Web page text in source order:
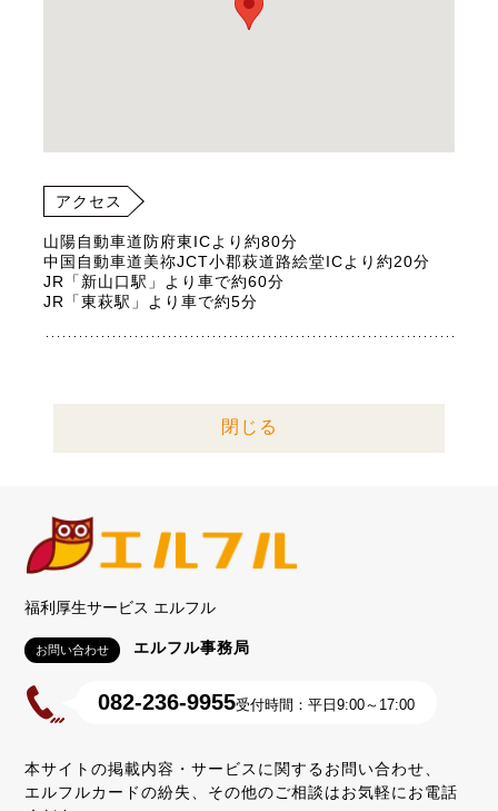
アクセス
山陽自動車道防府東ICより約80分
中国自動車道美祢JCT小郡萩道路絵堂ICより約20分
JR「新山口駅」より車で約60分
JR「東萩駅」より車で約5分
閉じる
福利厚生サービス エルフル
お問い合わせ エルフル事務局
082-236-9955受付時間：平日9:00～17:00
本サイトの掲載内容・サービスに関するお問い合わせ、
エルフルカードの紛失、その他のご相談はお気軽にお電話